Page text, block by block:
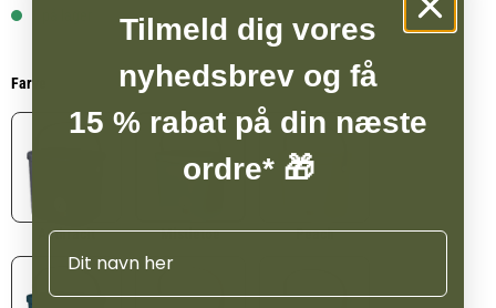
småting i enhver situation.
Farve
Anthracit Mistletoe Peach
Tilmeld dig vores
nyhedsbrev og få
15 % rabat på din næste
ordre* 🎁
Navn